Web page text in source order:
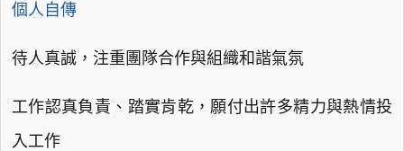
個人自傳
待人真誠，注重團隊合作與組織和諧氣氛
工作認真負責、踏實肯乾，願付出許多精力與熱情投
入工作